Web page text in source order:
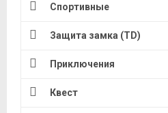
Спортивные
Защита замка (TD)
Приключения
Квест